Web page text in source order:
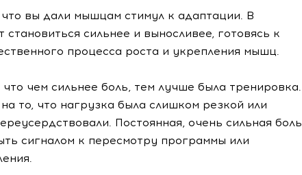
что вы дали мышцам стимул к адаптации. В
сильнее и выносливее, готовясь к
процесса роста и укрепления мышц.
чем сильнее боль, тем лучше была тренировка.
то, что нагрузка была слишком резкой или
Постоянная, очень сильная боль
сигналом к пересмотру программы или